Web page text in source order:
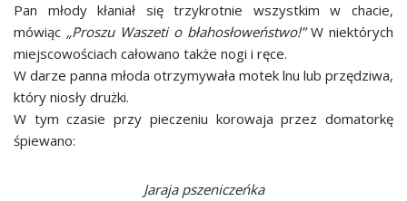
Pan młody kłaniał się trzykrotnie wszystkim w chacie,
mówiąc „Proszu Waszeti o błahosłoweństwo!”W niektórych
miejscowościach całowano także nogi i ręce.
W darze panna młoda otrzymywała motek lnu lub przędziwa,
który niosły drużki.
W tym czasie przy pieczeniu korowaja przez domatorkę
śpiewano:
Jaraja pszeniczeńka